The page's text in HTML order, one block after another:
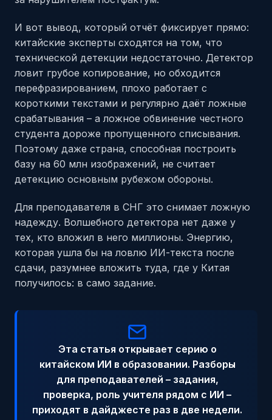
И вот вывод, который отчёт фиксирует прямо:
китайские эксперты сходятся на том, что
технической детекции недостаточно. Детектор
ловит грубое копирование, но обходится
перефразированием, плохо работает с
короткими текстами и регулярно даёт ложные
срабатывания – а ложное обвинение честного
студента дороже пропущенного списывания.
Поэтому даже страна, способная построить
базу на 60 млн изображений, не считает
детекцию основным рубежом обороны.
Для преподавателя в СНГ это снимает ложную
надежду. Волшебного детектора нет даже у
тех, кто вложил в него миллионы. Энергию,
которая ушла бы на ловлю ИИ-текста после
сдачи, разумнее вложить туда, где у Китая
получилось: в само задание.
Эта статья открывает серию о
китайском ИИ в образовании. Разборы
для преподавателей – задания,
проверка, роль учителя рядом с ИИ –
приходят в дайджесте раз в две недели.